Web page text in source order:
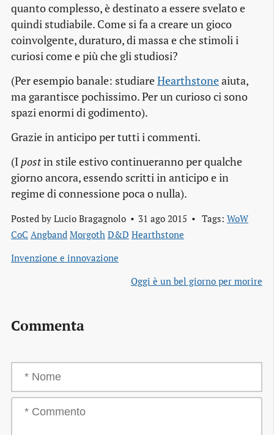
quanto complesso, è destinato a essere svelato e
quindi studiabile. Come si fa a creare un gioco
coinvolgente, duraturo, di massa e che stimoli i
curiosi come e più che gli studiosi?
(Per esempio banale: studiareHearthstoneaiuta,
ma garantisce pochissimo. Per un curioso ci sono
spazi enormi di godimento).
Grazie in anticipo per tutti i commenti.
(I postin stile estivo continueranno per qualche
giorno ancora, essendo scritti in anticipo e in
regime di connessione poca o nulla).
Posted by Lucio Bragagnolo 31 ago 2015 Tags: WoW
CoC Angband Morgoth D&D Hearthstone
Invenzione e innovazione
Oggi è un bel giorno per morire
Commenta